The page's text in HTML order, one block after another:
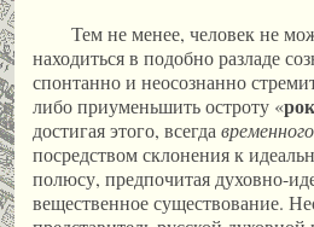
Тем не менее, человек не
находиться в подобно разладе
спонтанно и неосознанно
либо приуменьшить остроту «
достигая этого, всегда временного
посредством склонения к
полюсу, предпочитая духовно-
вещественное существование.